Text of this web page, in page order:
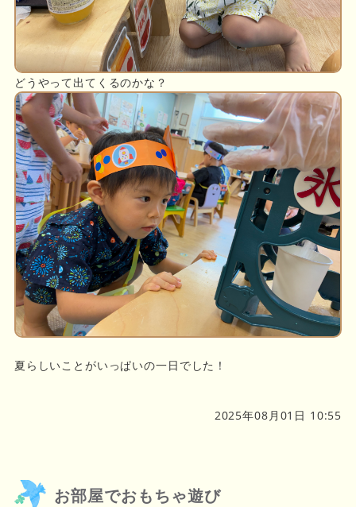
どうやって出てくるのかな？
夏らしいことがいっぱいの一日でした！
2025年08月01日 10:55
お部屋でおもちゃ遊び